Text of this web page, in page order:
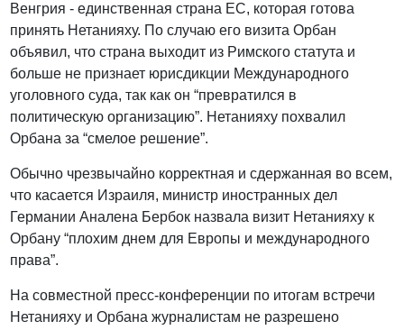
Венгрия - единственная страна ЕС, которая готова
принять Нетанияху. По случаю его визита Орбан
объявил, что страна выходит из Римского статута и
больше не признает юрисдикции Международного
уголовного суда, так как он “превратился в
политическую организацию”. Нетанияху похвалил
Орбана за “смелое решение”.
Обычно чрезвычайно корректная и сдержанная во всем,
что касается Израиля, министр иностранных дел
Германии Аналена Бербок назвала визит Нетанияху к
Орбану “плохим днем для Европы и международного
права”.
На совместной пресс-конференции по итогам встречи
Нетанияху и Орбана журналистам не разрешено